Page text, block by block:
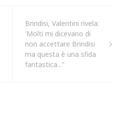
Brindisi, Valentini rivela:
'Molti mi dicevano di
non accettare Brindisi
ma questa è una sfida
fantastica..."